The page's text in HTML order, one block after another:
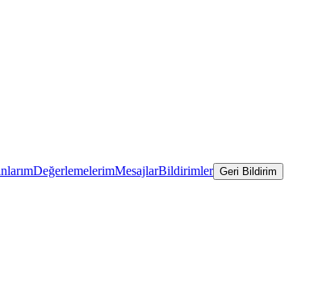
DeğerlemelerimMesajlarBildirimler Geri Bildirim